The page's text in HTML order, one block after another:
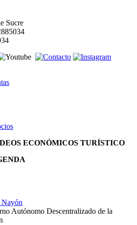
Sucre
ECONÓMICOS TURÍSTICO
Autónomo Descentralizado de la